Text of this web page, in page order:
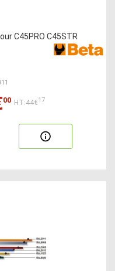
C45PRO C45STR
00 HT:44€17